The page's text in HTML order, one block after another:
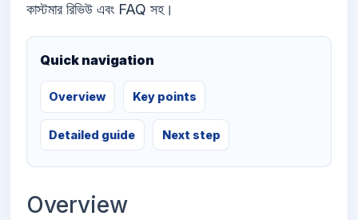
কাস্টমার রিভিউ এবং FAQ সহ।
Quick navigation
Overview Key points
Detailed guide Next step
Overview